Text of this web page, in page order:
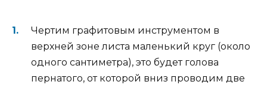
Чертим графитовым инструментом в
верхней зоне листа маленький круг (около
одного сантиметра), это будет голова
пернатого, от которой вниз проводим две